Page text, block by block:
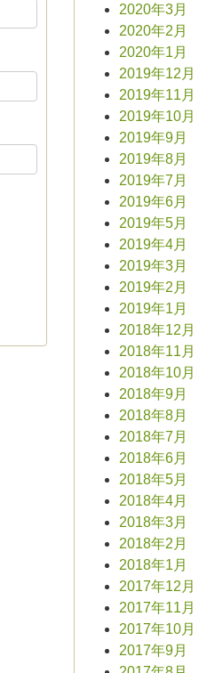
2020年3月
2020年2月
2020年1月
2019年12月
2019年11月
2019年10月
2019年9月
2019年8月
2019年7月
2019年6月
2019年5月
2019年4月
2019年3月
2019年2月
2019年1月
2018年12月
2018年11月
2018年10月
2018年9月
2018年8月
2018年7月
2018年6月
2018年5月
2018年4月
2018年3月
2018年2月
2018年1月
2017年12月
2017年11月
2017年10月
2017年9月